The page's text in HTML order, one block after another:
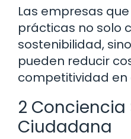
Las empresas
prácticas no solo
sostenibilidad,
pueden reducir
competitividad en
2 Conciencia
Ciudadana